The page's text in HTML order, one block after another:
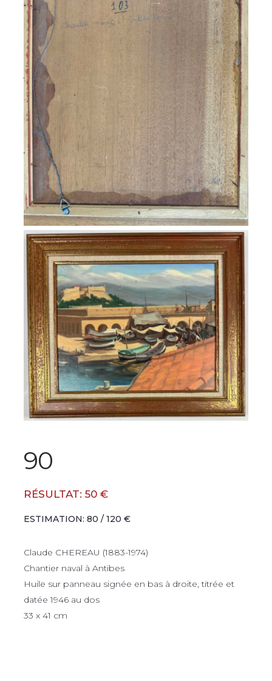
90
RÉSULTAT: 50 €
ESTIMATION: 80 / 120 €
Claude CHEREAU (1883-1974)
Chantier naval à Antibes
Huile sur panneau signée en bas à droite, titrée et
datée 1946 au dos
33 x 41 cm